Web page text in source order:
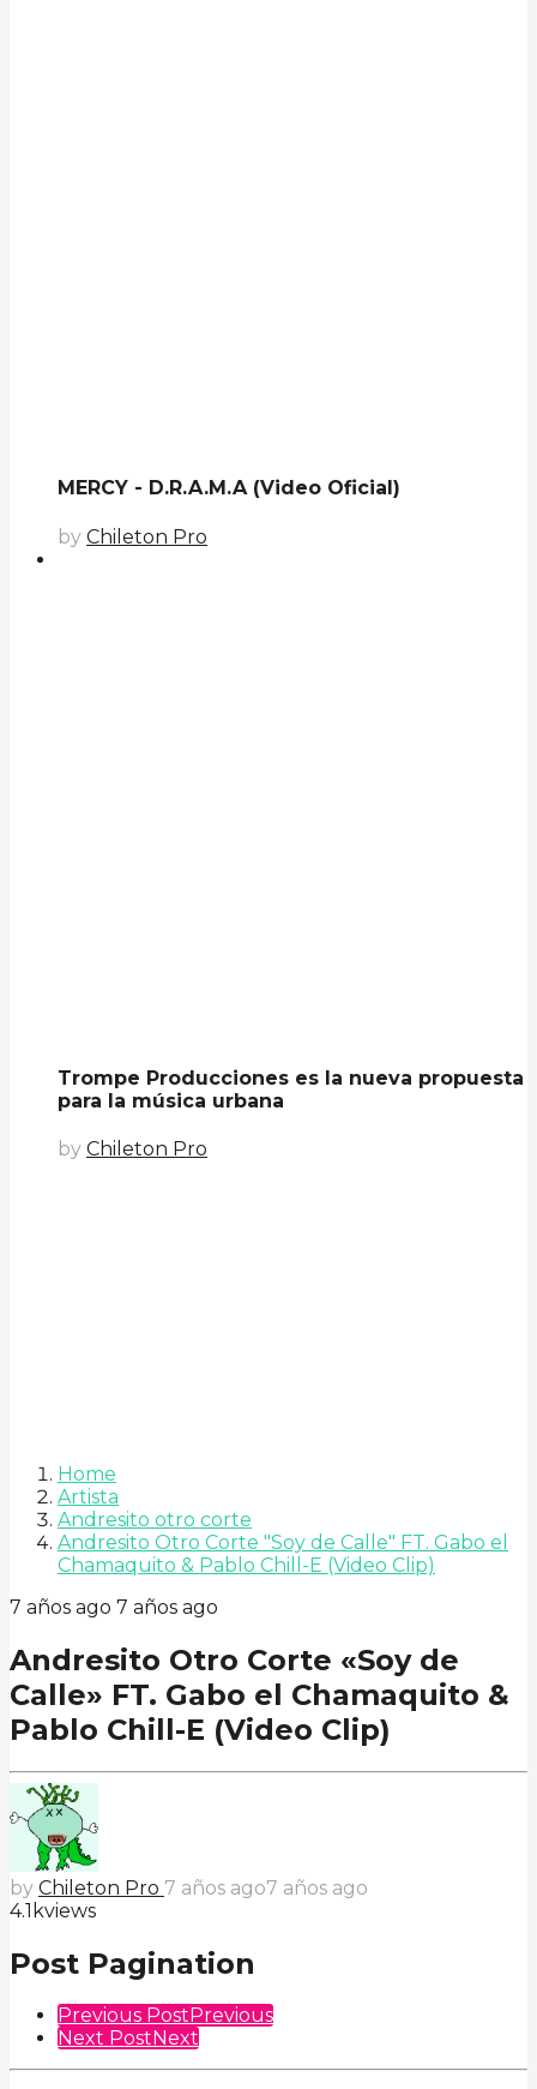
MERCY - D.R.A.M.A (Video Oficial)
by Chileton Pro
Trompe Producciones es la nueva propuesta
para la música urbana
by Chileton Pro
Home
Artista
Andresito otro corte
Andresito Otro Corte "Soy de Calle" FT. Gabo el
Chamaquito & Pablo Chill-E (Video Clip)
7 años ago 7 años ago
Andresito Otro Corte «Soy de
Calle» FT. Gabo el Chamaquito &
Pablo Chill-E (Video Clip)
by Chileton Pro 7 años ago7 años ago
4.1kviews
Post Pagination
Previous Post Previous
Next Post Next